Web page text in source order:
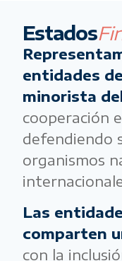
Estados
entidades
minorista
cooperación
defendiendo
organismos
Las
comparten
con la